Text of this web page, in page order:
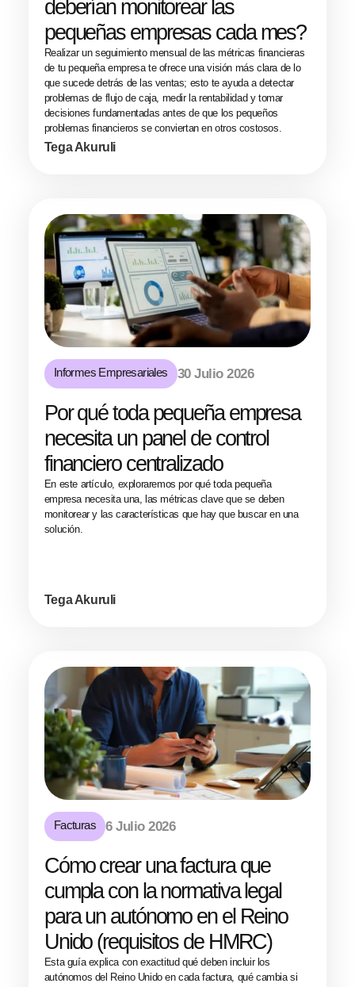
deberían monitorear las
pequeñas empresas cada mes?
Realizar un seguimiento mensual de las métricas financieras
de tu pequeña empresa te ofrece una visión más clara de lo
que sucede detrás de las ventas; esto te ayuda a detectar
problemas de flujo de caja, medir la rentabilidad y tomar
decisiones fundamentadas antes de que los pequeños
problemas financieros se conviertan en otros costosos.
Tega Akuruli
Informes Empresariales 30 Julio 2026
Por qué toda pequeña empresa
necesita un panel de control
financiero centralizado
En este artículo, exploraremos por qué toda pequeña
empresa necesita una, las métricas clave que se deben
monitorear y las características que hay que buscar en una
solución.
Tega Akuruli
Facturas 6 Julio 2026
Cómo crear una factura que
cumpla con la normativa legal
para un autónomo en el Reino
Unido (requisitos de HMRC)
Esta guía explica con exactitud qué deben incluir los
autónomos del Reino Unido en cada factura, qué cambia si